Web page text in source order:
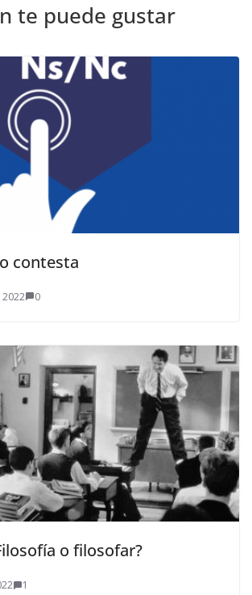
te puede gustar
contesta
0
o filosofar?
1